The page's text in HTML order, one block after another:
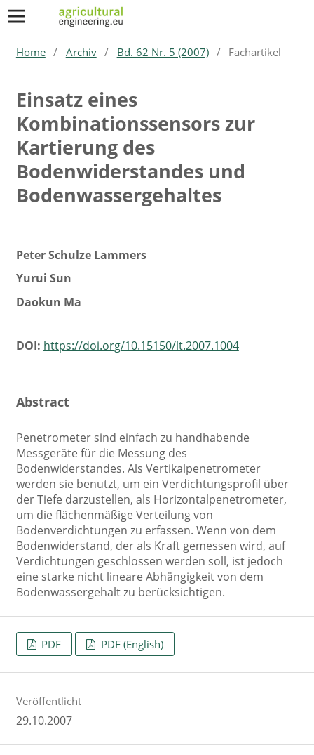
Home / Archiv / Bd. 62 Nr. 5 (2007) / Fachartikel
Einsatz eines
Kombinationssensors zur
Kartierung des
Bodenwiderstandes und
Bodenwassergehaltes
Peter Schulze Lammers
Yurui Sun
Daokun Ma
DOI: https://doi.org/10.15150/lt.2007.1004
Abstract
Penetrometer sind einfach zu handhabende
Messgeräte für die Messung des
Bodenwiderstandes. Als Vertikalpenetrometer
werden sie benutzt, um ein Verdichtungsprofil über
der Tiefe darzustellen, als Horizontalpenetrometer,
um die flächenmäßige Verteilung von
Bodenverdichtungen zu erfassen. Wenn von dem
Bodenwiderstand, der als Kraft gemessen wird, auf
Verdichtungen geschlossen werden soll, ist jedoch
eine starke nicht lineare Abhängigkeit von dem
Bodenwassergehalt zu berücksichtigen.
PDF PDF (English)
Veröffentlicht
29.10.2007